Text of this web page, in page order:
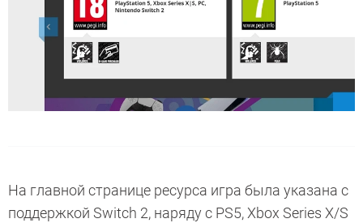
На главной странице ресурса игра была указана с
поддержкой Switch 2, наряду с PS5, Xbox Series X/S